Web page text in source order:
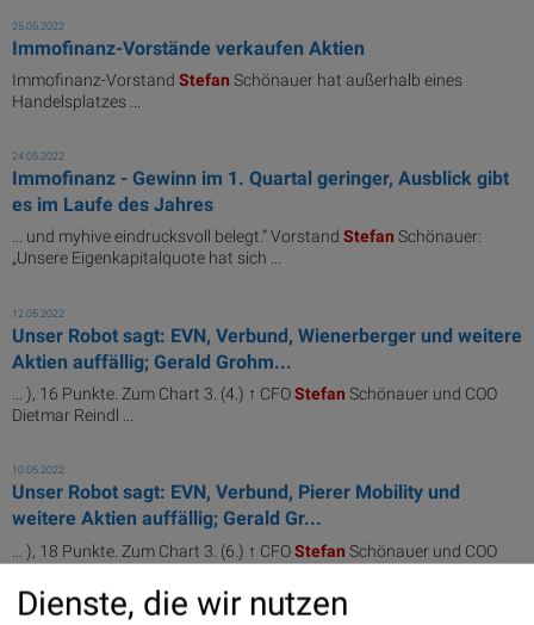
25.05.2022
Immofinanz-Vorstände verkaufen Aktien
Immofinanz-Vorstand Stefan Schönauer hat außerhalb eines
Handelsplatzes ...
24.05.2022
Immofinanz - Gewinn im 1. Quartal geringer, Ausblick gibt
es im Laufe des Jahres
... und myhive eindrucksvoll belegt.“ Vorstand Stefan Schönauer:
„Unsere Eigenkapitalquote hat sich ...
12.05.2022
Unser Robot sagt: EVN, Verbund, Wienerberger und weitere
Aktien auffällig; Gerald Grohm...
... ), 16 Punkte. Zum Chart 3. (4.) ↑ CFOStefan Schönauer und COO
Dietmar Reindl ...
10.05.2022
Unser Robot sagt: EVN, Verbund, Pierer Mobility und
weitere Aktien auffällig; Gerald Gr...
... ), 18 Punkte. Zum Chart 3. (6.) ↑ CFOStefan Schönauer und COO
Dienste, die wir nutzen